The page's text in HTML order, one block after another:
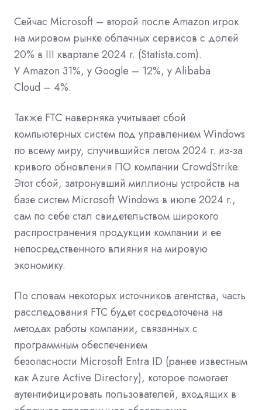
Сейчас Microsoft – второй после Amazon игрок
на мировом рынке облачных сервисов с долей
20% в III квартале 2024 г. (Statista.com).
УAmazon 31%, уGoogle – 12%, уAlibaba
Cloud – 4%.
Также FTC наверняка учитывает сбой
компьютерных систем под управлениемWindows
по всему миру, случившийся летом 2024 г. из-за
кривого обновления ПО компании CrowdStrike.
Этот сбой, затронувший миллионы устройств на
базе систем Microsoft Windows в июле 2024 г.,
сам по себе стал свидетельством широкого
распространения продукции компании и ее
непосредственного влияния на мировую
экономику.
По словам некоторых источников агентства, часть
расследования FTC будет сосредоточена на
методах работы компании, связанных с
программным обеспечением
безопасности Microsoft Entra ID (ранее известным
как Azure Active Directory), которое помогает
аутентифицировать пользователей, входящих в